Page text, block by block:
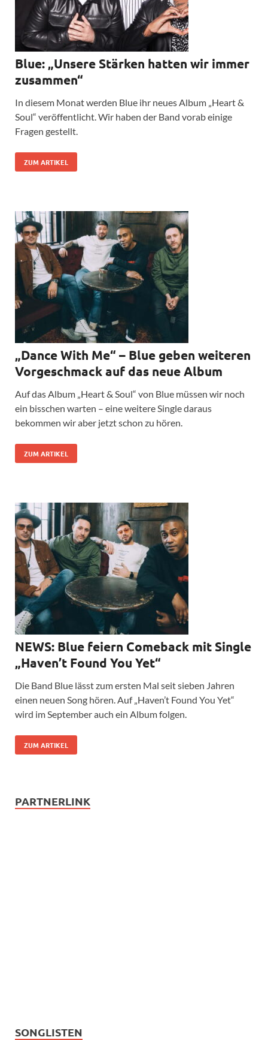
Blue: „Unsere Stärken hatten wir immer
zusammen“
In diesem Monat werden Blue ihr neues Album „Heart &
Soul“ veröffentlicht. Wir haben der Band vorab einige
Fragen gestellt.
ZUM ARTIKEL
„Dance With Me“ – Blue geben weiteren
Vorgeschmack auf das neue Album
Auf das Album „Heart & Soul“ von Blue müssen wir noch
ein bisschen warten – eine weitere Single daraus
bekommen wir aber jetzt schon zu hören.
ZUM ARTIKEL
NEWS: Blue feiern Comeback mit Single
„Haven’t Found You Yet“
Die Band Blue lässt zum ersten Mal seit sieben Jahren
einen neuen Song hören. Auf „Haven’t Found You Yet“
wird im September auch ein Album folgen.
ZUM ARTIKEL
PARTNERLINK
SONGLISTEN